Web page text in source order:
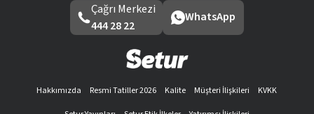
Çağrı Merkezi
444 28 22
WhatsApp
Hakkımızda Resmi Tatiller 2026 Kalite Müşteri İlişkileri
KVKK